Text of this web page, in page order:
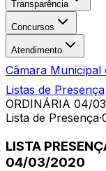
Transparência
Concursos
Atendimento
Câmara Municipal
Listas de Presença
ORDINÁRIA 04/
Lista de Presença·
LISTA
04/03/2020